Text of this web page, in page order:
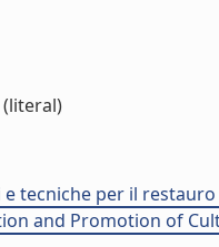
tecniche per il restauro
and Promotion of